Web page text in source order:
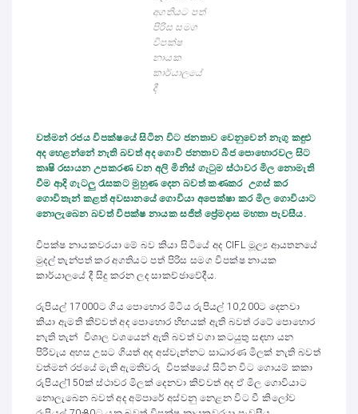
අගතියට පත්
පිරිස සමග
විපක්ෂ
නායක
කාර්යාලයේ
දී
වත්මන් රජය විපක්ෂයේ සිටින විට ජනතාව වෙනුවෙන් නැගු කඳුළු
අද හෙළන්නේ නැති බවත් අද ගොවි ජනතාව බීජ පොහොරවල සිට
කෘෂි රසායන උපකරණ වන අලි මිනිස් ගැටුම ස්ථාවර මිල නොමැති
වීම ආදි ගැටලු රැසකට මුහුණ දෙන බවත් කණකර උගස් කර
ගොවිතැන් කළත් අවසානයේ ගොවියා අපෙක්ෂා කර මිල ගොවියාට
නොලැබෙන බවත් විපක්ෂ නායක සජිත් ප්‍රේමදාස මහතා පැවසීය.
විපක්ෂ නායකවරයා මේ බව කියා සිටියේ අද CIFL මූල්‍ය ආයතනයේ
මුදල් තැන්පත් කර අගතියට පත් පිරිස සමග විපක්ෂ නායක
කාර්යාලයේ දී සිදු කරන ලද සාකච්ඡාවේදීය.
රුපියල් 17000ට ගිය පොහොර මිටිය රුපියල් 10,200ට දෙනවා
කියා ඇමති කිව්වත් අද පොහොර හිඟයක් ඇති බවත් රටේ පොහොර
නැති තැන් විශාල වශයෙන් ඇති බවත් වගා කටයුතු සඳහා යන
පිරිවැය අහස උසට ගියත් අද අස්වැන්නට සාධාරණ මිලක් නැති බවත්
වත්මන් රජයේ මැති ඇමතිවරු විපක්ෂයේ සිටින විට ගොයම් කකා
රුපියල්150ක් ස්ථාවර මිලක් දෙනවා කිව්වත් අද ඒ මිල ගොවියාට
නොලැබෙන බවත් අද අම්පාරේ අස්වනු නෙළන විට වී කිලෝව